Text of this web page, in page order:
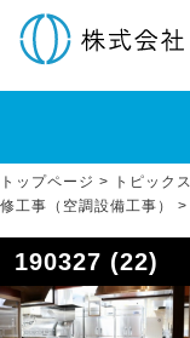
トップページ > トピックス
修工事（空調設備工事）
>
190327 (22)